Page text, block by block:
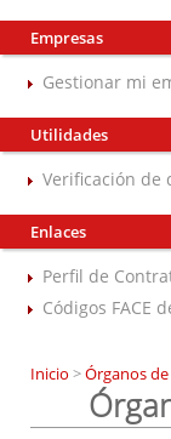
Empresas
Gestionar mi
Utilidades
Verificación de
Enlaces
Perfil de
Códigos FACE
Inicio >Órganos